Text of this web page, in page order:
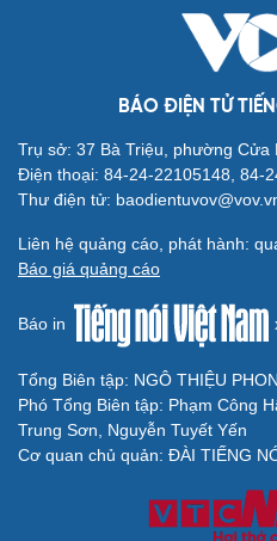
BÁO ĐIỆN TỬ
Trụ sở: 37 Bà Triệu, phường Cửa
Điện thoại: 84-24-22105148, 84-
Thư điện tử:
Liên hệ quảng cáo, phát hành:
Báo giá quảng cáo
Báo in
Tổng Biên tập: NGÔ THIỆU
Phó Tổng Biên tập: Phạm Công
Trung Sơn, Nguyễn Tuyết Yến
Cơ quan chủ quản: ĐÀI TIẾNG